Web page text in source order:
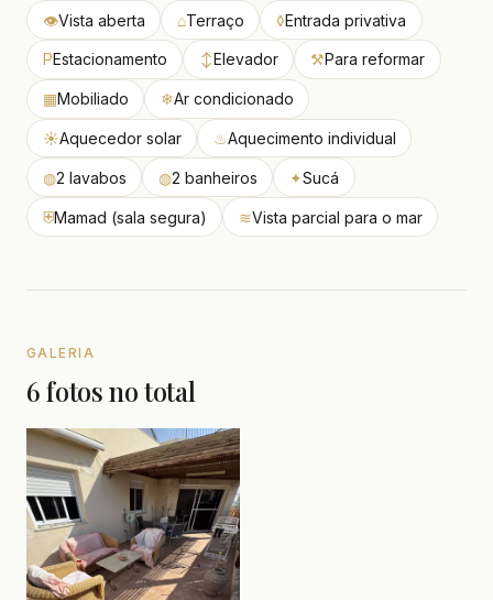
👁Vista aberta ⌂Terraço ◊Entrada privativa
PEstacionamento ↕Elevador ⚒Para reformar
▦Mobiliado ❄Ar condicionado
☀Aquecedor solar ♨Aquecimento individual
◍2 lavabos ◍2 banheiros ✦Sucá
⛨Mamad (sala segura) ≋Vista parcial para o mar
GALERIA
6 fotos no total